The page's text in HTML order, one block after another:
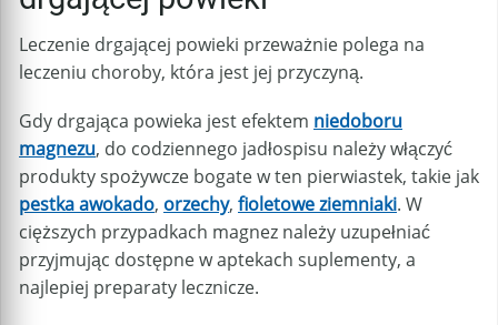
Leczenie drgającej powieki przeważnie polega na
leczeniu choroby, która jest jej przyczyną.
Gdy drgająca powieka jest efektem niedoboru
magnezu, do codziennego jadłospisu należy włączyć
produkty spożywcze bogate w ten pierwiastek, takie jak
pestka awokado, orzechy, fioletowe ziemniaki. W
cięższych przypadkach magnez należy uzupełniać
przyjmując dostępne w aptekach suplementy, a
najlepiej preparaty lecznicze.